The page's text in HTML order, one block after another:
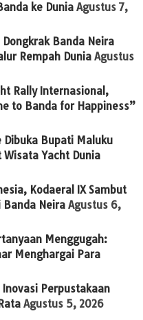
ke Dunia Agustus 7,
Banda Neira
Rempah Dunia Agustus
Rally Internasional,
to Banda for Happiness”
Dibuka Bupati Maluku
Wisata Yacht Dunia
Kodaeral IX Sambut
Banda Neira Agustus 6,
Menggugah:
Menghargai Para
Perpustakaan
Agustus 5, 2026